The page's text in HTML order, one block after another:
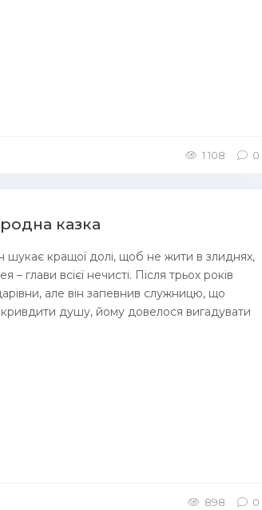
1 108 0
казка
шукає кращої долі, щоб не жити в злиднях,
глави всієї нечисті. Після трьох років
але він запевнив служницю, що
душу, йому довелося вигадувати
898 0